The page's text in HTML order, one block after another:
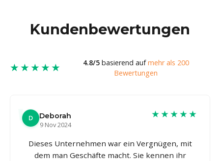
Kundenbewertungen
★★★★★ 4.8/5basierend aufmehr als 200
Bewertungen
D
Deborah
9 Nov 2024
★★★★★
Dieses Unternehmen war ein Vergnügen, mit
dem man Geschäfte macht. Sie kennen ihr